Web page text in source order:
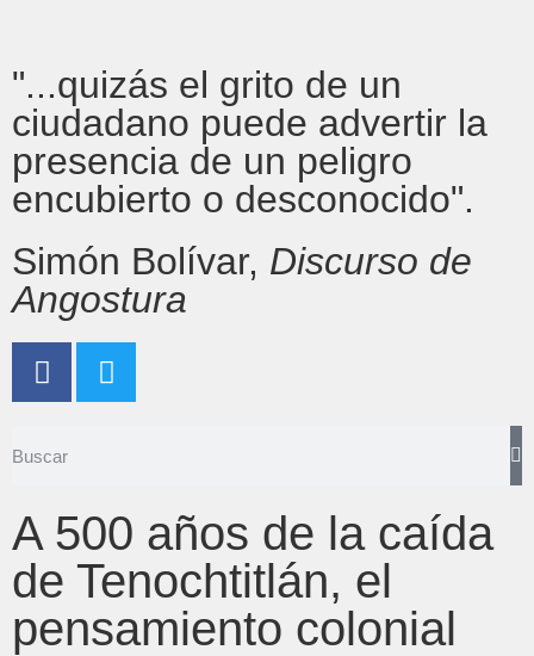
"...quizás el grito de un
ciudadano puede advertir la
presencia de un peligro
encubierto o desconocido".
Simón Bolívar, Discurso de
Angostura
A 500 años de la caída
de Tenochtitlán, el
pensamiento colonial